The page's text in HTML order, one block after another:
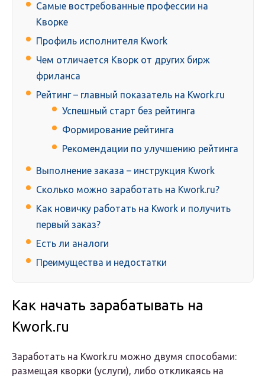
Самые востребованные профессии на
Кворке
Профиль исполнителя Kwork
Чем отличается Кворк от других бирж
фриланса
Рейтинг – главный показатель на Kwork.ru
Успешный старт без рейтинга
Формирование рейтинга
Рекомендации по улучшению рейтинга
Выполнение заказа – инструкция Kwork
Сколько можно заработать на Kwork.ru?
Как новичку работать на Kwork и получить
первый заказ?
Есть ли аналоги
Преимущества и недостатки
Как начать зарабатывать на
Kwork.ru
Заработать на Kwork.ru можно двумя способами:
размещая кворки (услуги), либо откликаясь на